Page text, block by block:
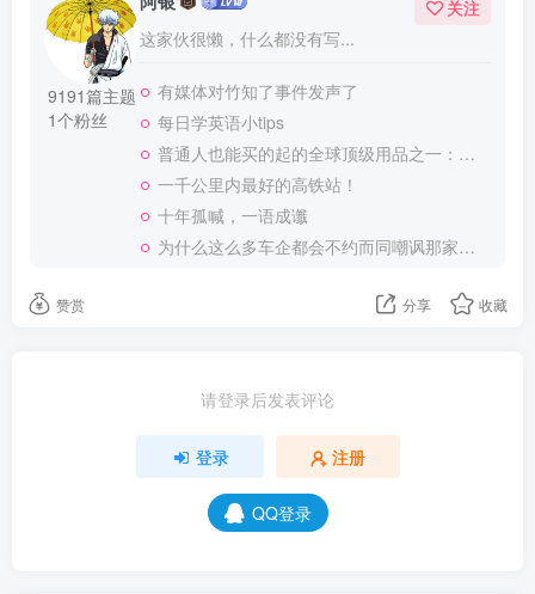
9191篇主题
1个粉丝
这家伙很懒，什么都没有写...
关注
有媒体对竹知了事件发声了
每日学英语小tips
普通人也能买的起的全球顶级用品之一：WD-40润滑除锈剂！
一千公里内最好的高铁站！
十年孤喊，一语成谶
为什么这么多车企都会不约而同嘲讽那家说不得的车企？
赞赏 分享 收藏
请登录后发表评论
登录 注册
QQ登录